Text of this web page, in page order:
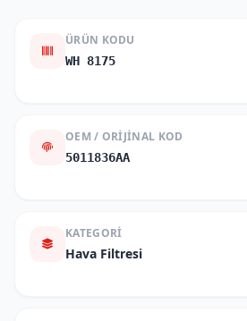
ÜRÜN KODU
WH 8175
OEM / ORIJINAL KOD
5011836AA
KATEGORI
Hava Filtresi